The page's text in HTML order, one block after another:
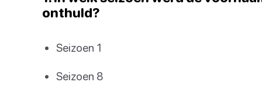
onthuld?
Seizoen 1
Seizoen 8